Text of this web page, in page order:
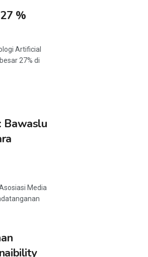
%
Artificial
27% di
Bawaslu
Media